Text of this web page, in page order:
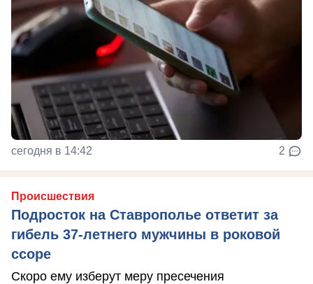
сегодня в 14:42 2
Происшествия
Подросток на Ставрополье ответит за
гибель 37-летнего мужчины в роковой
ссоре
Скоро ему изберут меру пресечения